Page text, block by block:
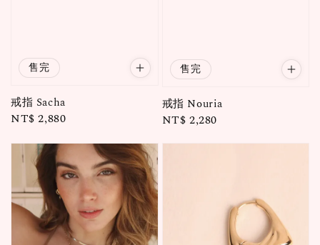
售完
戒指 Sacha
Regular
NT$ 2,880
售完
戒指 Nouria
Regular
NT$ 2,280